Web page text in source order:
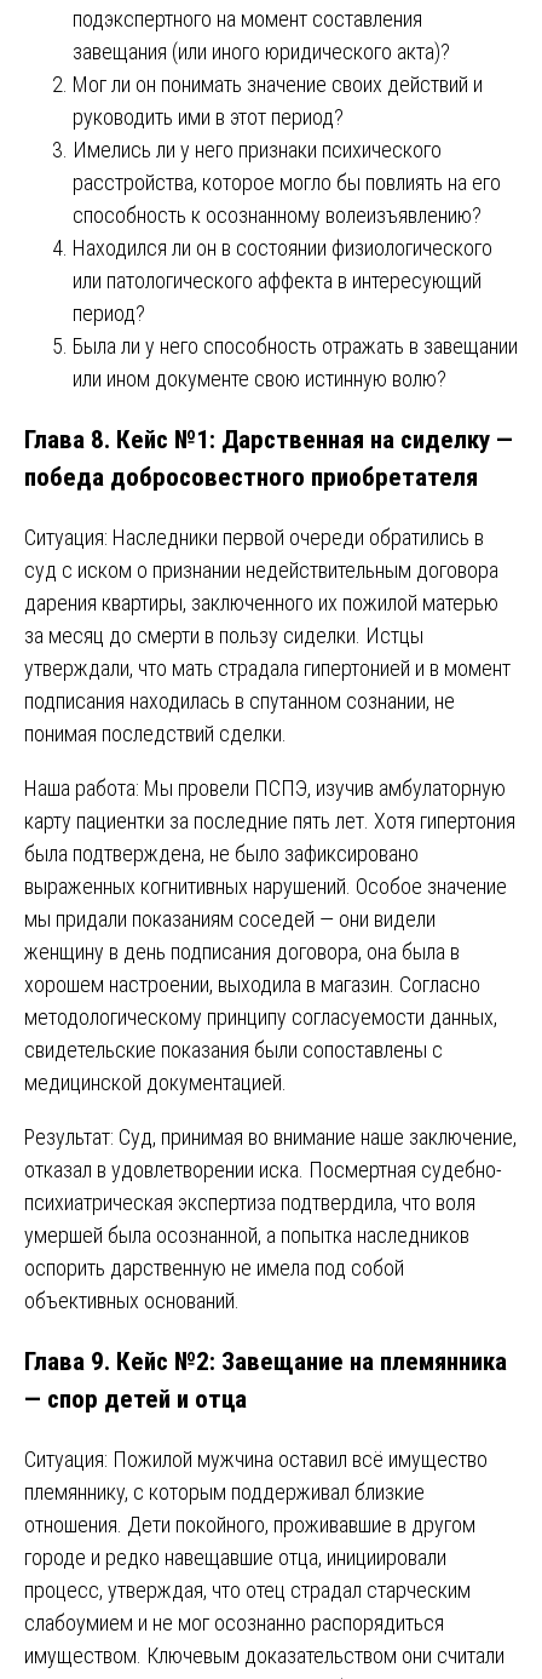
подэкспертного на момент составления
завещания (или иного юридического акта)?
Мог ли он понимать значение своих действий и
руководить ими в этот период?
Имелись ли у него признаки психического
расстройства, которое могло бы повлиять на его
способность к осознанному волеизъявлению?
Находился ли он в состоянии физиологического
или патологического аффекта в интересующий
период?
Была ли у него способность отражать в завещании
или ином документе свою истинную волю?
Глава 8. Кейс №1: Дарственная на сиделку —
победа добросовестного приобретателя
Ситуация: Наследники первой очереди обратились в
суд с иском о признании недействительным договора
дарения квартиры, заключенного их пожилой матерью
за месяц до смерти в пользу сиделки. Истцы
утверждали, что мать страдала гипертонией и в момент
подписания находилась в спутанном сознании, не
понимая последствий сделки.
Наша работа: Мы провели ПСПЭ, изучив амбулаторную
карту пациентки за последние пять лет. Хотя гипертония
была подтверждена, не было зафиксировано
выраженных когнитивных нарушений. Особое значение
мы придали показаниям соседей — они видели
женщину в день подписания договора, она была в
хорошем настроении, выходила в магазин. Согласно
методологическому принципу согласуемости данных,
свидетельские показания были сопоставлены с
медицинской документацией.
Результат: Суд, принимая во внимание наше заключение,
отказал в удовлетворении иска. Посмертная судебно-
психиатрическая экспертиза подтвердила, что воля
умершей была осознанной, а попытка наследников
оспорить дарственную не имела под собой
объективных оснований.
Глава 9. Кейс №2: Завещание на племянника
— спор детей и отца
Ситуация: Пожилой мужчина оставил всё имущество
племяннику, с которым поддерживал близкие
отношения. Дети покойного, проживавшие в другом
городе и редко навещавшие отца, инициировали
процесс, утверждая, что отец страдал старческим
слабоумием и не мог осознанно распорядиться
имуществом. Ключевым доказательством они считали